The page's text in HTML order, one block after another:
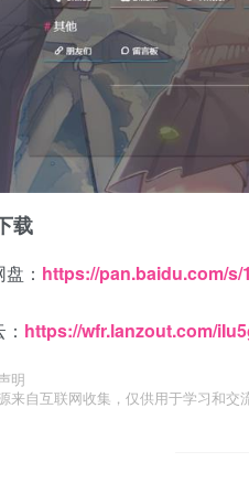
载
： https://pan.baidu.com/
https://wfr.lanzout.com/
明
来自互联网收集，仅供用于学习和